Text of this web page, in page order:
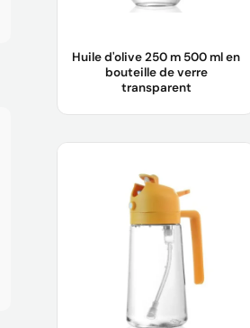
Huile d'olive 250 m 500 ml en
bouteille de verre
transparent
Matériau du corps :Verre
Échantillon :L'échantillon est
Logo du client acceptable
Apprendre encore plus